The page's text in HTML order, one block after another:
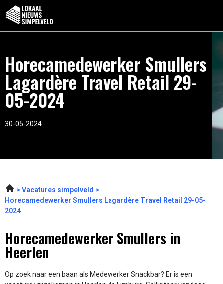
Horecamedewerker Smullers
Lagardère Travel Retail 29-
05-2024
30-05-2024
Vacatures simpelveld
Horecamedewerker Smullers Lagardère Travel Retail 29-05-
2024
Horecamedewerker Smullers in
Heerlen
Op zoek naar een baan als Medewerker Snackbar? Er is een